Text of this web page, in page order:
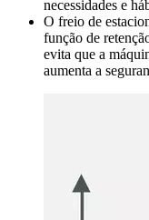
necessidades e
O freio de
função de
evita que a
aumenta a